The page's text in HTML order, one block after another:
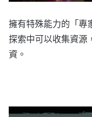
擁有特殊能力的「專
探索中可以收集資源
資。